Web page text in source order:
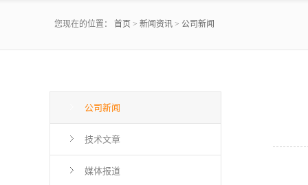
公司新闻
技术文章
媒体报道
您现在的位置： 首页 > 新闻资讯 > 公司新闻